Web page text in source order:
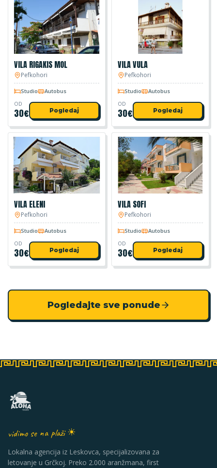
VILA RIGAKIS MOL
Pefkohori
Studio Autobus
OD
30€ Pogledaj
VILA VULA
Pefkohori
Studio Autobus
OD
30€ Pogledaj
VILA ELENI
Pefkohori
Studio Autobus
OD
30€ Pogledaj
VILA SOFI
Pefkohori
Studio Autobus
OD
30€ Pogledaj
Pogledajte sve ponude
vidimo se na plaži ☀
Lokalna agencija iz Leskovca, specijalizovana za
letovanje u Grčkoj. Preko 2.000 aranžmana, first